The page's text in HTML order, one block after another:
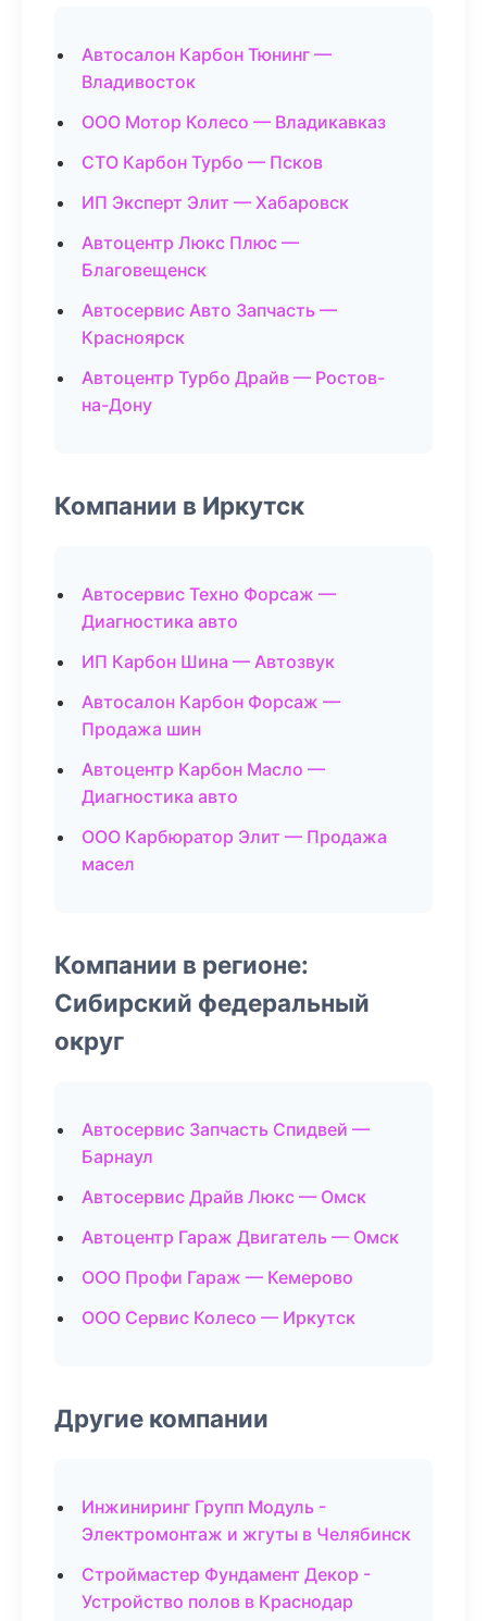
Автосалон Карбон Тюнинг —
Владивосток
ООО Мотор Колесо — Владикавказ
СТО Карбон Турбо — Псков
ИП Эксперт Элит — Хабаровск
Автоцентр Люкс Плюс —
Благовещенск
Автосервис Авто Запчасть —
Красноярск
Автоцентр Турбо Драйв — Ростов-
на-Дону
Компании в Иркутск
Автосервис Техно Форсаж —
Диагностика авто
ИП Карбон Шина — Автозвук
Автосалон Карбон Форсаж —
Продажа шин
Автоцентр Карбон Масло —
Диагностика авто
ООО Карбюратор Элит — Продажа
масел
Компании в регионе:
Сибирский федеральный
округ
Автосервис Запчасть Спидвей —
Барнаул
Автосервис Драйв Люкс — Омск
Автоцентр Гараж Двигатель — Омск
ООО Профи Гараж — Кемерово
ООО Сервис Колесо — Иркутск
Другие компании
Инжиниринг Групп Модуль -
Электромонтаж и жгуты в Челябинск
Строймастер Фундамент Декор -
Устройство полов в Краснодар